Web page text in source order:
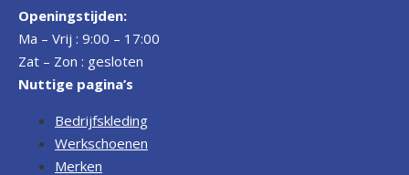
Openingstijden:
Ma – Vrij : 9:00 – 17:00
Zat – Zon : gesloten
Nuttige pagina’s
Bedrijfskleding
Werkschoenen
Merken